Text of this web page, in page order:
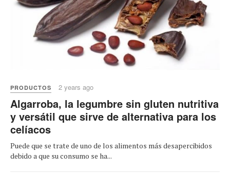
PRODUCTOS 2 years ago
Algarroba, la legumbre sin gluten nutritiva
y versátil que sirve de alternativa para los
celíacos
Puede que se trate de uno de los alimentos más desapercibidos
debido a que su consumo se ha...